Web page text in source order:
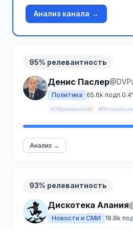
Анализ канала →
95% релевантность
Денис Паслер
Политика 65.6k подп.
#Образование25
Анализ →
93% релевантность
Дискотека Алания
Новости и СМИ 18.8k